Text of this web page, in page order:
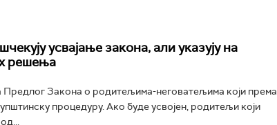
усвајање закона, али указују на
решења
Предлог Закона о родитељима-неговатељима који према
процедуру. Ако буде усвојен, родитељи који